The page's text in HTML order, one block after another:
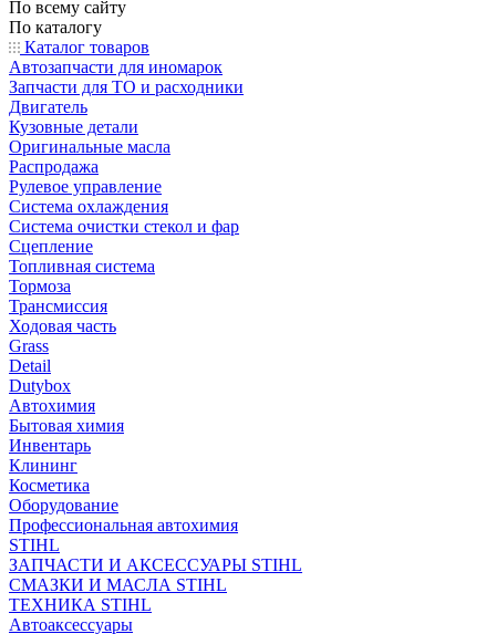
По всему сайту
По каталогу
Каталог товаров
Автозапчасти для иномарок
Запчасти для ТО и расходники
Двигатель
Кузовные детали
Оригинальные масла
Распродажа
Рулевое управление
Система охлаждения
Система очистки стекол и фар
Сцепление
Топливная система
Тормоза
Трансмиссия
Ходовая часть
Grass
Detail
Dutybox
Автохимия
Бытовая химия
Инвентарь
Клининг
Косметика
Оборудование
Профессиональная автохимия
STIHL
ЗАПЧАСТИ И АКСЕССУАРЫ STIHL
СМАЗКИ И МАСЛА STIHL
ТЕХНИКА STIHL
Автоаксессуары